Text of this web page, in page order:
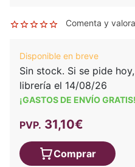
Comenta y
Disponible en breve
Sin stock. Si se pide
librería el 14/08/26
¡GASTOS DE ENVÍO GRATIS!
PVP. 31,10€
Comprar